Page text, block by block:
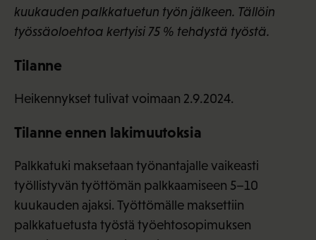
kuukauden palkkatuetun työn jälkeen. Tällöin
työssäoloehtoa kertyisi 75 % tehdystä työstä.
Tilanne
Heikennykset tulivat voimaan 2.9.2024.
Tilanne ennen lakimuutoksia
Palkkatuki maksetaan työnantajalle vaikeasti
työllistyvän työttömän palkkaamiseen 5–10
kuukauden ajaksi. Työttömälle maksettiin
palkkatuetusta työstä työehtosopimuksen